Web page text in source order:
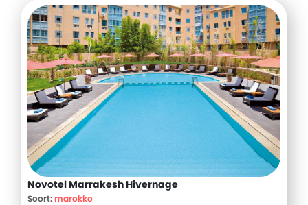
Novotel Marrakesh Hivernage
Soort:marokko